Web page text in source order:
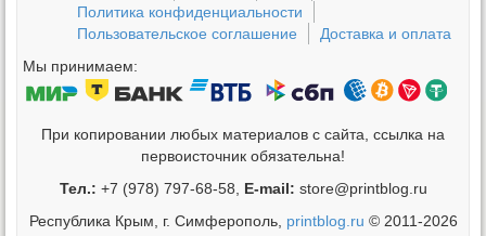
Политика конфиденциальности
Пользовательское соглашение
Доставка и оплата
Мы принимаем:
При копировании любых материалов с сайта, ссылка на
первоисточник обязательна!
Тел.: +7 (978) 797-68-58, E-mail: store@printblog.ru
Республика Крым, г. Симферополь, printblog.ru © 2011-2026